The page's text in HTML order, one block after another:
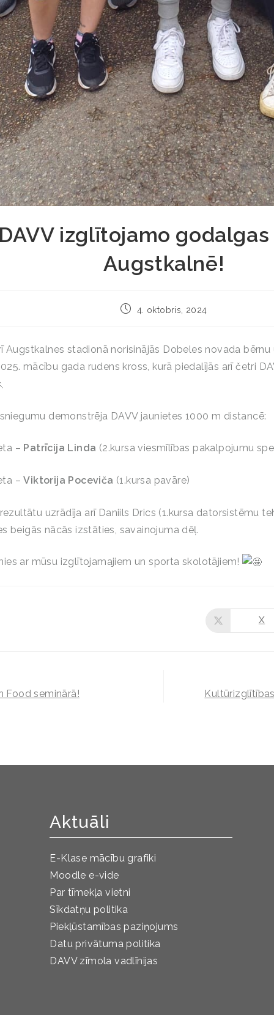
DAVV izglītojamo godalgas
Augstkalnē!
4. oktobris, 2024
Augstkalnes stadionā norisinājās Dobeles novada bērnu
mācību gada rudens kross, kurā piedalījās arī četri
demonstrēja DAVV jaunietes 1000 m distancē:
– Patrīcija Linda (2.kursa viesmīlības pakalpojumu
–Viktorija Poceviča (1.kursa pavāre)
uzrādīja arī Daniils Drics (1.kursa datorsistēmu
beigās nācās izstāties, savainojuma dēļ.
ar mūsu izglītojamajiem un sporta skolotājiem!
X
Food seminārā!
Aktuāli
E-Klase mācību grafiki
Moodle e-vide
Par tīmekļa vietni
Sīkdatņu politika
Piekļūstamības paziņojums
Datu privātuma politika
DAVV zīmola vadlīnijas